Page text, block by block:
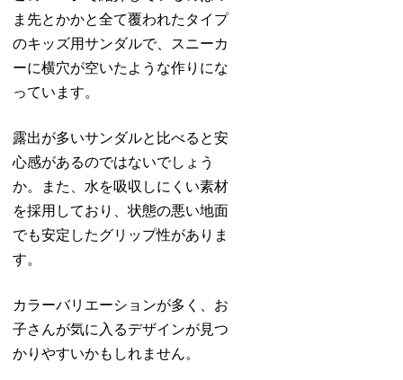
ま先とかかと全て覆われたタイプ
のキッズ用サンダルで、スニーカ
ーに横穴が空いたような作りにな
っています。
露出が多いサンダルと比べると安
心感があるのではないでしょう
か。また、水を吸収しにくい素材
を採用しており、状態の悪い地面
でも安定したグリップ性がありま
す。
カラーバリエーションが多く、お
子さんが気に入るデザインが見つ
かりやすいかもしれません。